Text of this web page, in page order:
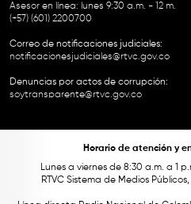
Asesor en línea: lunes 9:30 a.m. - 12 m.
(+57) (601) 2200700
Correo de notificaciones judiciales:
notificacionesjudiciales@rtvc.gov.co
Denuncias por actos de corrupción:
soytransparente@rtvc.gov.co
Horario de atención y
Lunes a viernes de 8:30 a.m. a 1
RTVC Sistema de Medios